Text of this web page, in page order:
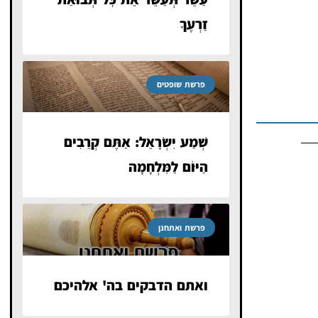
זַרְעֶךָ
פרשת שופטים
שְׁמַע יִשְׂרָאֵל: אַתֶּם קְרֵבִים
הַיּוֹם לַמִּלְחָמָה
פרשת ואתחנן
ואתם הדבקים בה' אלהיכם